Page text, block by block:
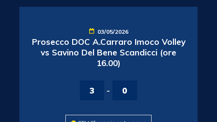
03/05/2026
Prosecco DOC A.Carraro Imoco Volley
vs Savino Del Bene Scandicci (ore
16.00)
3 - 0